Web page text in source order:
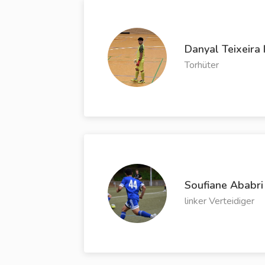
Danyal Teixeira
Torhüter
Soufiane Ababri
linker Verteidiger